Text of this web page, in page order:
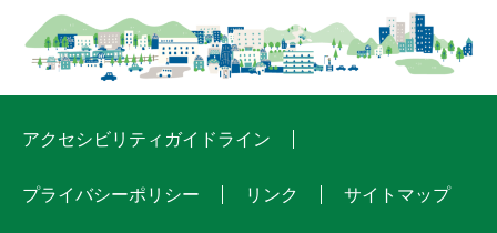
アクセシビリティガイドライン
プライバシーポリシー リンク サイトマップ